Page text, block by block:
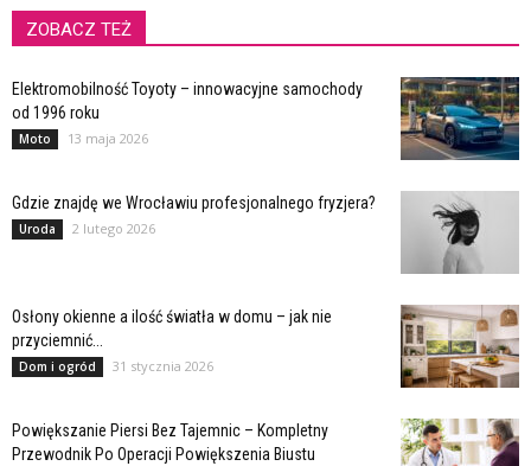
ZOBACZ TEŻ
Elektromobilność Toyoty – innowacyjne samochody
od 1996 roku
Moto 13 maja 2026
Gdzie znajdę we Wrocławiu profesjonalnego fryzjera?
Uroda 2 lutego 2026
Osłony okienne a ilość światła w domu – jak nie
przyciemnić...
Dom i ogród 31 stycznia 2026
Powiększanie Piersi Bez Tajemnic – Kompletny
Przewodnik Po Operacji Powiększenia Biustu